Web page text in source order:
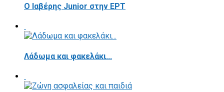
Ο Ιαβέρης Junior στην ΕΡΤ
Λάδωμα και φακελάκι...